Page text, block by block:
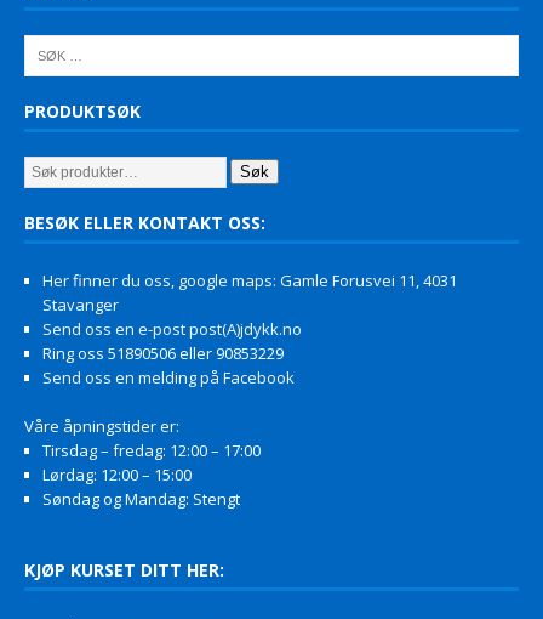
PRODUKTSØK
Søk
BESØK ELLER KONTAKT OSS:
Her finner du oss, google maps: Gamle Forusvei 11, 4031
Stavanger
Send oss en e-post post(A)jdykk.no
Ring oss 51890506 eller 90853229
Send oss en melding på Facebook
Våre åpningstider er:
Tirsdag – fredag: 12:00 – 17:00
Lørdag: 12:00 – 15:00
Søndag og Mandag: Stengt
KJØP KURSET DITT HER: